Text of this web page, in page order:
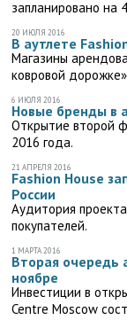
запланировано на
20 ИЮЛЯ 2016
В аутлете
Магазины
ковровой
6 ИЮЛЯ 2016
Новые бренды в
Открытие второй
2016 года.
21 АПРЕЛЯ 2016
Fashion House
России
Аудитория
покупателей.
1 МАРТА 2016
Вторая очередь
ноябре
Инвестиции в
Centre Moscow